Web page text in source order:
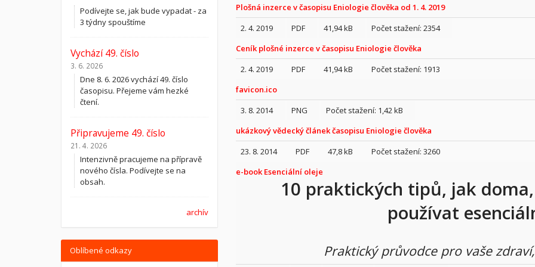
Plošná inzerce v časopisu Eniologie člověka od 1. 4. 2019
2. 4. 2019
PDF 41,94 kB
2354
Ceník plošné inzerce v časopisu Eniologie člověka
2. 4. 2019
PDF 41,94 kB
1913
favicon.ico
3. 8. 2014
PNG
1,42 kB
ukázkový vědecký článek časopisu Eniologie člověka
23. 8. 2014
PDF 47,8 kB
3260
e-book Esenciální oleje
10 praktických tipů, jak
používat
Praktický průvodce pro vaše
Podívejte se, jak bude vypadat - za
3 týdny spouštíme
Vychází 49. číslo
3. 6. 2026
Dne 8. 6. 2026 vychází 49. číslo
časopisu. Přejeme vám hezké
čtení.
Připravujeme 49. číslo
21. 4. 2026
Intenzivně pracujeme na přípravě
nového čísla. Podívejte se na
obsah.
archív
Oblíbené odkazy